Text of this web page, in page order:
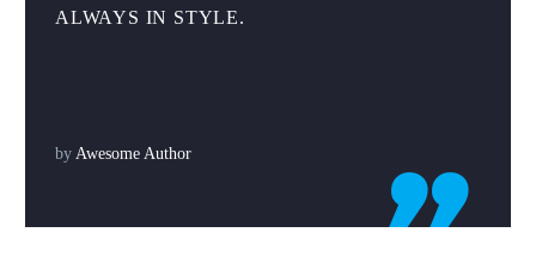
ALWAYS IN STYLE.
by Awesome Author
